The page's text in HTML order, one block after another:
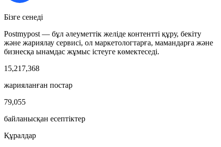
Бізге сенеді
Postmypost — бұл әлеуметтік желіде контентті құру, бекіту
және жариялау сервисі, ол маркетологтарға, мамандарға және
бизнесқа ынамдас жұмыс істеуге көмектеседі.
15,217,368
жарияланған постар
79,055
байланысқан есептіктер
Құралдар